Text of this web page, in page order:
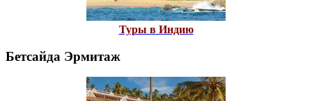
Туры в Индию
Бетсайда Эрмитаж